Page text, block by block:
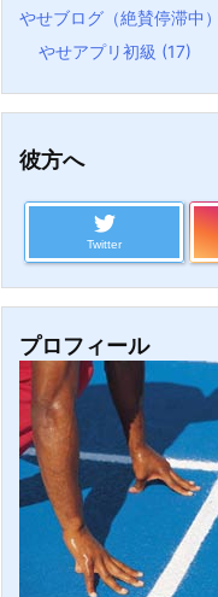
やせブログ（絶賛停滞中）
やせアプリ初級 (17)
彼方へ
Twitter
プロフィール